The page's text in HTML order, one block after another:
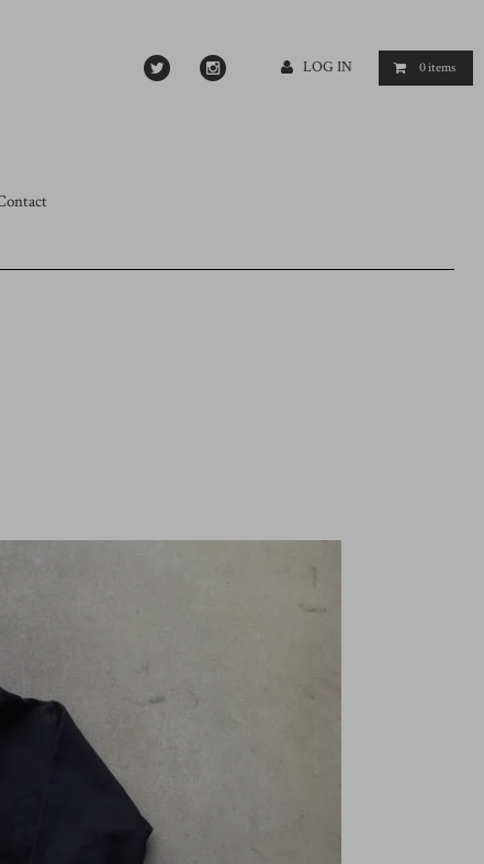
LOG IN 0items